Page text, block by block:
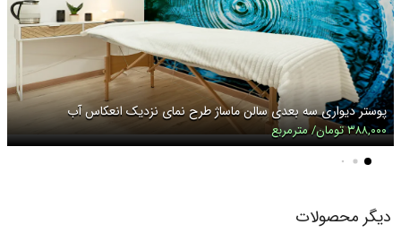
پوستر دیواری سه بعدی سالن ماساژ طرح نمای نزدیک انعکاس آب
۳۸۸,۰۰۰ تومان/ مترمربع
دیگر محصولات